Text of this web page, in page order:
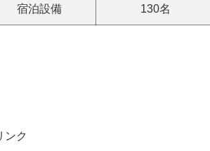
宿泊設備 130名
ンク